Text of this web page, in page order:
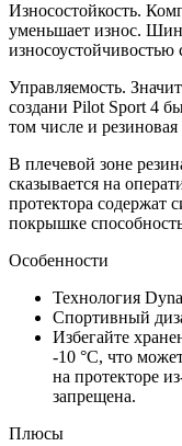
Износостойкость.
уменьшает износ.
износоустойчивостью
Управляемость.
создани Pilot Sport 4
том числе и резиновая
В плечевой зоне
сказывается на
протектора содержат
покрышке
Особенности
Технология
Спортивный
Избегайте
-10 °C, что
на протекторе
запрещена.
Плюсы